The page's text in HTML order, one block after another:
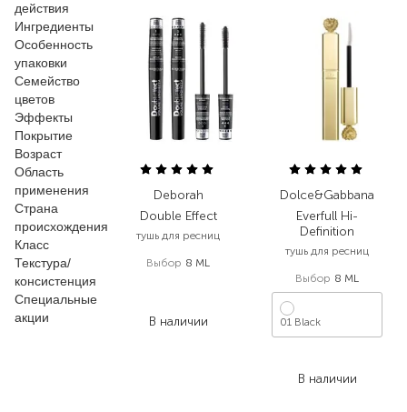
действия
Ингредиенты
Особенность
упаковки
Семейство
цветов
Эффекты
Покрытие
Возраст
Область
применения
Страна
происхождения
Класс
Текстура/
консистенция
Специальные
акции
Deborah
Double Effect
тушь для ресниц
Выбор 8 ML
В наличии
Dolce&Gabbana
Everfull Hi-
Definition
тушь для ресниц
Выбор 8 ML
01 Black
В наличии